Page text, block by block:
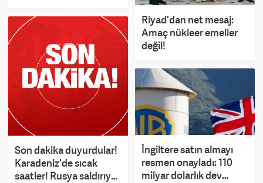
Riyad'dan net mesaj:
Amaç nükleer emeller
değil!
Son dakika duyurdular!
Karadeniz'de sıcak
saatler! Rusya saldırıya
İngiltere satın almayı
resmen onayladı: 110
milyar dolarlık dev